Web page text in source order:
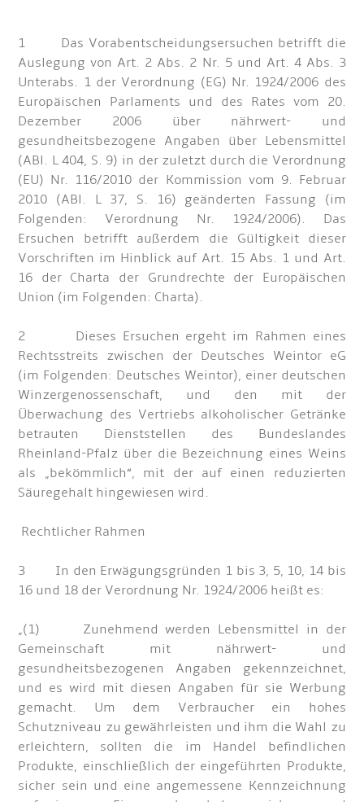
1 Das Vorabentscheidungsersuchen betrifft die
Auslegung von Art. 2 Abs. 2 Nr. 5 und Art. 4 Abs. 3
Unterabs. 1 der Verordnung (EG) Nr. 1924/2006 des
Europäischen Parlaments und des Rates vom 20.
Dezember 2006 über nährwert- und
gesundheitsbezogene Angaben über Lebensmittel
(ABl. L 404, S. 9) in der zuletzt durch die Verordnung
(EU) Nr. 116/2010 der Kommission vom 9. Februar
2010 (ABl. L 37, S. 16) geänderten Fassung (im
Folgenden: Verordnung Nr. 1924/2006). Das
Ersuchen betrifft außerdem die Gültigkeit dieser
Vorschriften im Hinblick auf Art. 15 Abs. 1 und Art.
16 der Charta der Grundrechte der Europäischen
Union (im Folgenden: Charta).
2 Dieses Ersuchen ergeht im Rahmen eines
Rechtsstreits zwischen der Deutsches Weintor eG
(im Folgenden: Deutsches Weintor), einer deutschen
Winzergenossenschaft, und den mit der
Überwachung des Vertriebs alkoholischer Getränke
betrauten Dienststellen des Bundeslandes
Rheinland-Pfalz über die Bezeichnung eines Weins
als „bekömmlich“, mit der auf einen reduzierten
Säuregehalt hingewiesen wird.
Rechtlicher Rahmen
3 In den Erwägungsgründen 1 bis 3, 5, 10, 14 bis
16 und 18 der Verordnung Nr. 1924/2006 heißt es:
„(1) Zunehmend werden Lebensmittel in der
Gemeinschaft mit nährwert- und
gesundheitsbezogenen Angaben gekennzeichnet,
und es wird mit diesen Angaben für sie Werbung
gemacht. Um dem Verbraucher ein hohes
Schutzniveau zu gewährleisten und ihm die Wahl zu
erleichtern, sollten die im Handel befindlichen
Produkte, einschließlich der eingeführten Produkte,
sicher sein und eine angemessene Kennzeichnung